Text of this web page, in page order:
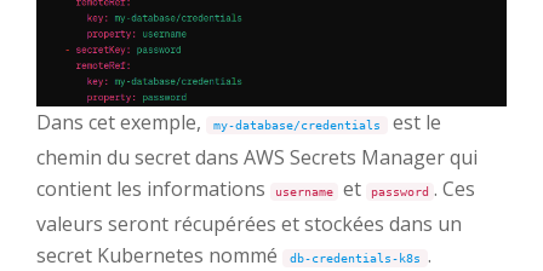
Dans cet exemple, my-database/credentials
est le
chemin du secret dans AWS Secrets Manager qui
contient les informations
username et password . Ces
valeurs seront récupérées et stockées dans un
secret Kubernetes nommé
db-credentials-k8s
.